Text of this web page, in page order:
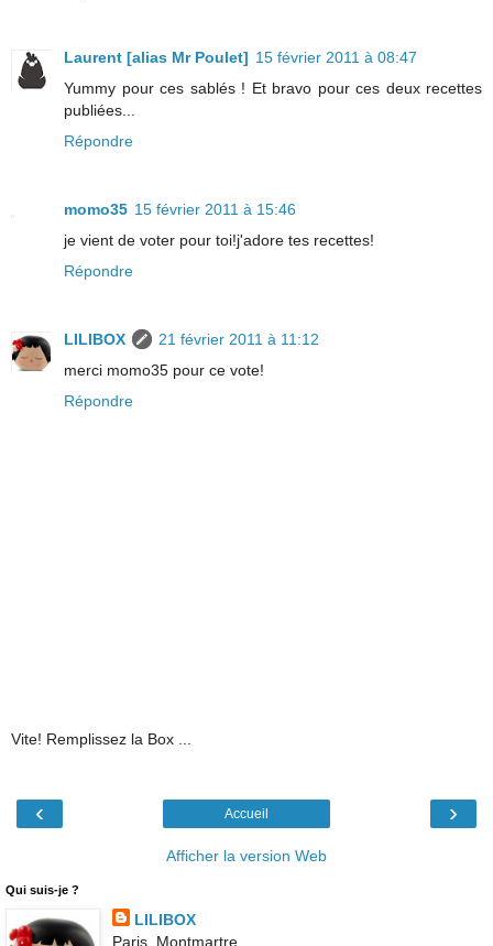
Laurent [alias Mr Poulet] 15 février 2011 à 08:47
Yummy pour ces sablés ! Et bravo pour ces deux recettes
publiées...
Répondre
momo35 15 février 2011 à 15:46
je vient de voter pour toi!j'adore tes recettes!
Répondre
LILIBOX
21 février 2011 à 11:12
merci momo35 pour ce vote!
Répondre
Vite! Remplissez la Box ...
‹ ›
Accueil
Afficher la version Web
Qui suis-je ?
LILIBOX
Paris, Montmartre